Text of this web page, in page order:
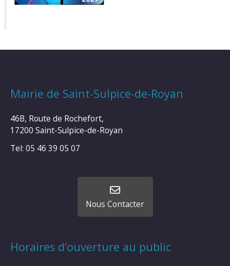
Mairie de Saint-Sulpice-de-Royan
46B, Route de Rochefort,
17200 Saint-Sulpice-de-Royan
Tel: 05 46 39 05 07
Nous Contacter
Horaires d’ouverture au public